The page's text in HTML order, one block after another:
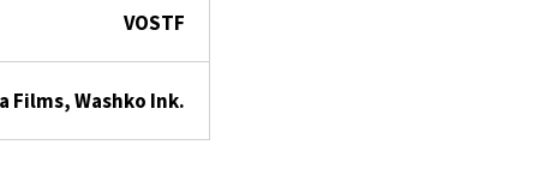
VOSTF
Films, Washko Ink.